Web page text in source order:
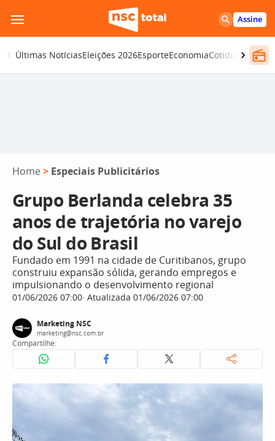
para
o
conteúdo
Assine
Últimas NotíciasEleições 2026EsporteEconomiaCotidiano
Home > Especiais Publicitários
Grupo Berlanda celebra 35
anos de trajetória no varejo
do Sul do Brasil
Fundado em 1991 na cidade de Curitibanos, grupo
construiu expansão sólida, gerando empregos e
impulsionando o desenvolvimento regional
01/06/2026 07:00 Atualizada 01/06/2026 07:00
Marketing NSC
marketing@nsc.com.br
Compartilhe: